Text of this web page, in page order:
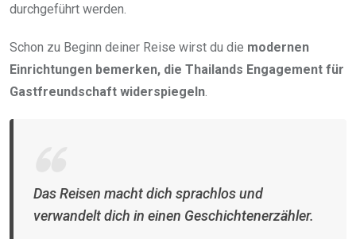
durchgeführt werden.
Schon zu Beginn deiner Reise wirst du die modernen
Einrichtungen bemerken, die Thailands Engagement für
Gastfreundschaft widerspiegeln
Das Reisen macht dich sprachlos und
verwandelt dich in einen Geschichtenerzähler.